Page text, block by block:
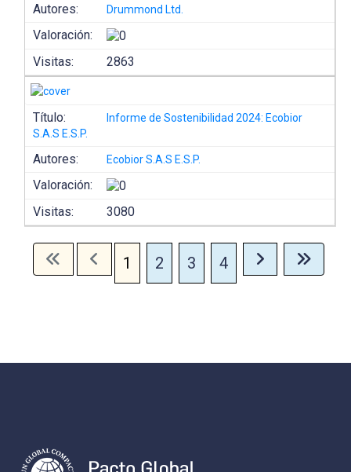
Autores: Drummond Ltd.
Valoración:
Visitas:
2863
Título:
Informe de Sostenibilidad 2024: Ecobior
S.A.S E.S.P.
Autores: Ecobior S.A.S E.S.P.
Valoración:
Visitas:
3080
1 2 3 4